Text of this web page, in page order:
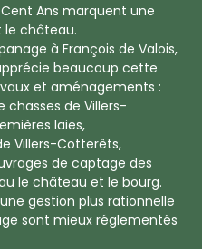
Ans marquent une
le château.
à François de Valois,
beaucoup cette
et aménagements :
chasses de Villers-
laies,
Villers-Cotterêts,
de captage des
le château et le bourg.
gestion plus rationnelle
sont mieux réglementés